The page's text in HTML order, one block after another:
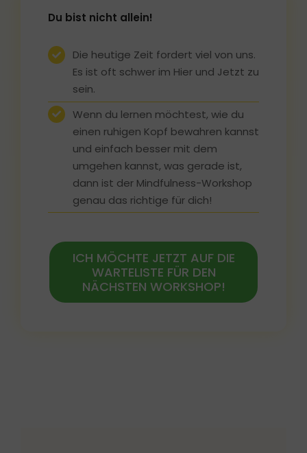
Du bist nicht allein!
Die heutige Zeit fordert viel von uns.
Es ist oft schwer im Hier und Jetzt zu
sein.
Wenn du lernen möchtest, wie du
einen ruhigen Kopf bewahren kannst
und einfach besser mit dem
umgehen kannst, was gerade ist,
dann ist der Mindfulness-Workshop
genau das richtige für dich!
ICH MÖCHTE JETZT AUF DIE
WARTELISTE FÜR DEN
NÄCHSTEN WORKSHOP!